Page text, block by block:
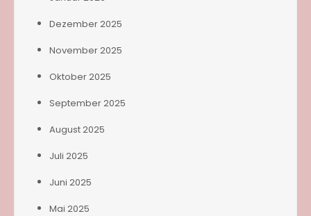
Dezember 2025
November 2025
Oktober 2025
September 2025
August 2025
Juli 2025
Juni 2025
Mai 2025